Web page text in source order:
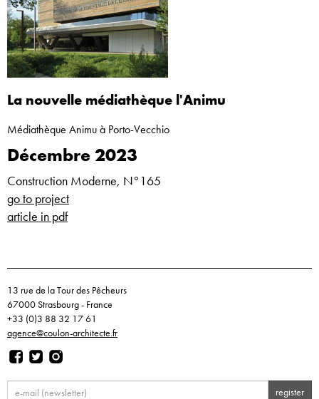
La nouvelle médiathèque l'Animu
Médiathèque Animu à Porto-Vecchio
Décembre 2023
Construction Moderne, N°165
go to project
article in pdf
13 rue de la Tour des Pêcheurs
67000 Strasbourg - France
+33 (0)3 88 32 17 61
agence@coulon-architecte.fr
register